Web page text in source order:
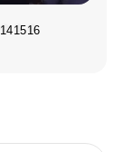
141516